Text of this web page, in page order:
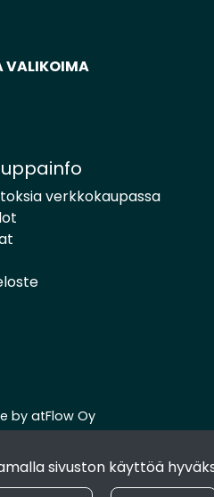
sivuston käyttöä
VALIKOIMA
verkkokaupassa
by atFlow Oy